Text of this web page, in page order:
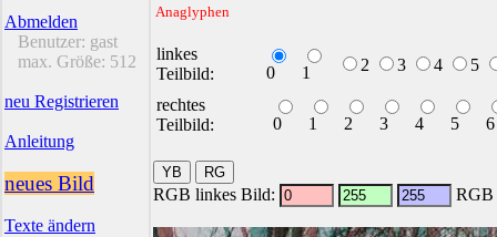
Abmelden
Benutzer: gast
max. Größe: 512
neu Registrieren
Anleitung
neues Bild
Texte ändern
Anaglyphen
linkes
Teilbild:
0 1 2 3 4 5
rechtes
Teilbild:
0 1 2 3 4 5 6
RGB linkes Bild: RGB